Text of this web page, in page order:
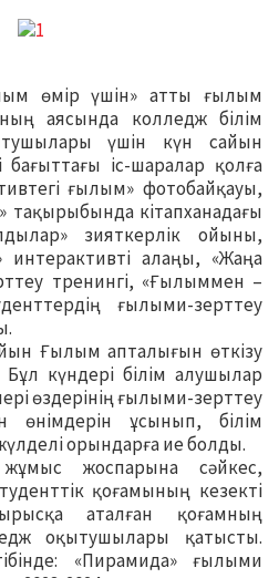
өмір үшін» атты ғылым
аясында колледж білім
үшін күн сайын
іс-шаралар қолға
ғылым» фотобайқауы,
кітапханадағы
зияткерлік ойыны,
интерактивті алаңы, «Жаңа
тренингі, «Ғылыммен –
ғылыми-зерттеу
Ғылым апталығын өткізу
Бұл күндері білім алушылар
өздерінің ғылыми-зерттеу
өнімдерін ұсынып, білім
орындарға ие болды.
жұмыс жоспарына сәйкес,
қоғамының кезекті
аталған қоғамның
оқытушылары қатысты.
«Пирамида» ғылыми